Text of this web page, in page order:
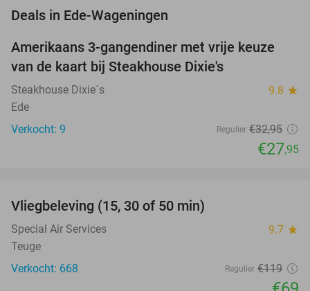
Deals in Ede-Wageningen
15%
TODAY
Amerikaans 3-gangendiner met vrije keuze
van de kaart bij Steakhouse Dixie's
Steakhouse Dixie´s 9.8 star
Ede
Verkocht: 9
Regulier €32,95
€27,95
NEW
TODAY
Vliegbeleving (15, 30 of 50 min)
Special Air Services 9.7 star
Teuge
Verkocht: 668
Regulier €119